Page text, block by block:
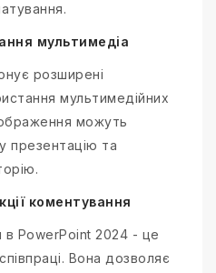
мультимедіа
розширені
мультимедійних
можуть
презентацію та
коментування
в PowerPoint 2024 - це
Вона дозволяє